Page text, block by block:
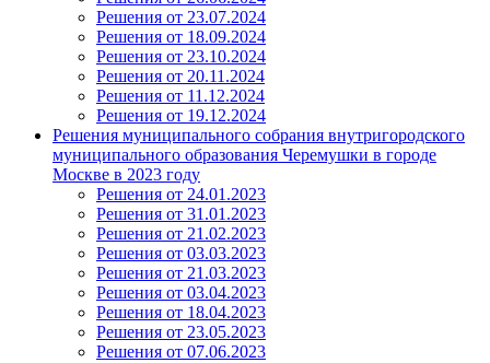
Решения от 23.07.2024
Решения от 18.09.2024
Решения от 23.10.2024
Решения от 20.11.2024
Решения от 11.12.2024
Решения от 19.12.2024
Решения муниципального собрания внутригородского
муниципального образования Черемушки в городе
Москве в 2023 году
Решения от 24.01.2023
Решения от 31.01.2023
Решения от 21.02.2023
Решения от 03.03.2023
Решения от 21.03.2023
Решения от 03.04.2023
Решения от 18.04.2023
Решения от 23.05.2023
Решения от 07.06.2023